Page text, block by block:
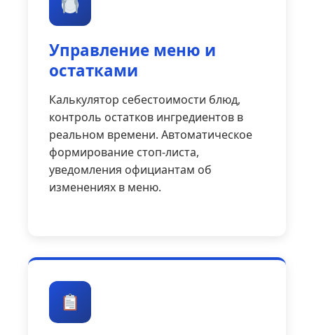
Управление меню и
остатками
Калькулятор себестоимости блюд,
контроль остатков ингредиентов в
реальном времени. Автоматическое
формирование стоп-листа,
уведомления официантам об
изменениях в меню.